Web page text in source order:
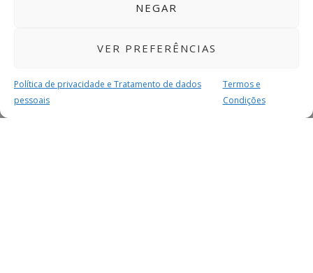
NEGAR
VER PREFERÊNCIAS
Política de privacidade e Tratamento de dados
pessoais
Termos e
Condições